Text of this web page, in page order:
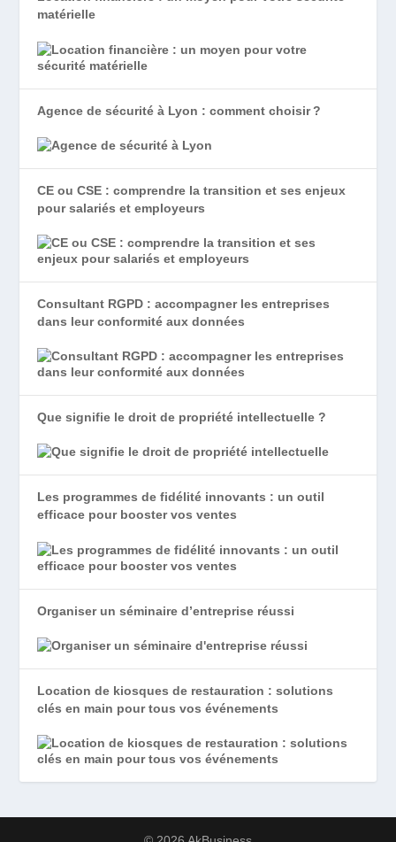
matérielle
Agence de sécurité à Lyon : comment choisir ?
CE ou CSE : comprendre la transition et ses enjeux
pour salariés et employeurs
Consultant RGPD : accompagner les entreprises
dans leur conformité aux données
Que signifie le droit de propriété intellectuelle ?
Les programmes de fidélité innovants : un outil
efficace pour booster vos ventes
Organiser un séminaire d’entreprise réussi
Location de kiosques de restauration : solutions
clés en main pour tous vos événements